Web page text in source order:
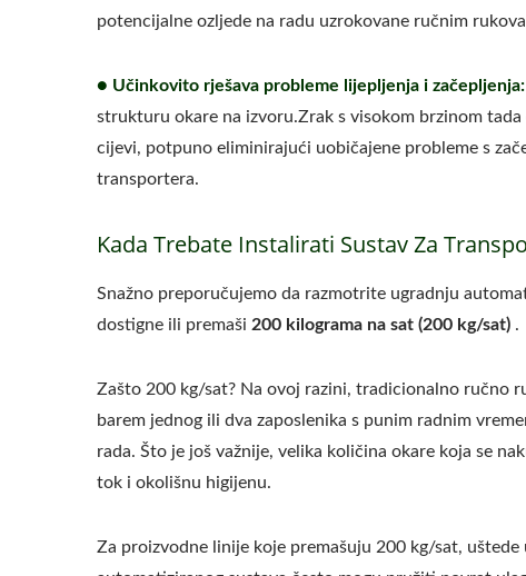
potencijalne ozljede na radu uzrokovane ručnim
● Učinkovito rješava probleme lijepljenja i začepljenja:
strukturu okare na izvoru.Zrak s visokom brzinom
cijevi, potpuno eliminirajući uobičajene probleme s
transportera.
Kada Trebate Instalirati Sustav Za
Snažno preporučujemo da razmotrite ugradnju
dostigne ili premaši 200 kilograma na sat (200 kg/sat) .
Zašto 200 kg/sat? Na ovoj razini, tradicionalno ručno
barem jednog ili dva zaposlenika s punim radnim
rada. Što je još važnije, velika količina okare koja se
tok i okolišnu higijenu.
Za proizvodne linije koje premašuju 200 kg/sat,